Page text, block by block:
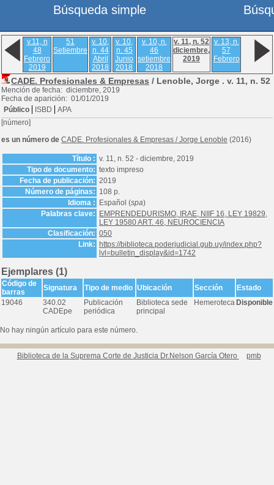
v.11, n
48
Febrero
2019
51
Setiembre
v. 10,
n. 44
Abril
2018
v. 10,
n. 45
Junio
2018
v. 10, n.
46
setiembre
2018
v. 11, n. 52
diciembre,
2019
v. 13, n.
57
Febrero
CADE. Profesionales & Empresas / Lenoble, Jorge . v. 11, n. 52
Mención de fecha: diciembre, 2019
Fecha de aparición: 01/01/2019
Público
ISBD
APA
[número]
es un número de CADE. Profesionales & Empresas /Jorge Lenoble (2016)
Título : v. 11, n. 52 - diciembre, 2019
Tipo de documento: texto impreso
Fecha de publicación: 2019
Número de páginas: 108 p.
Idioma :
Español (spa)
Palabras clave:
EMPRENDEDURISMO, IRAE, NIIF 16, LEY 19829,
LEY 19580 ART. 46, NEUROCIENCIA
Clasificación: 050
Link:
https://biblioteca.poderjudicial.gub.uy/index.php?
lvl=bulletin_display&id=1742
Ejemplares (1)
Código de
barras
Signatura Tipo de medio Ubicación Sección
Estado
19046
340.02
CADEpe
Publicación
periódica
Biblioteca sede
principal
Hemeroteca Disponible
No hay ningún artículo para este número.
Biblioteca de la Suprema Corte de Justicia Dr.Nelson García Otero pmb
Búsqueda simple